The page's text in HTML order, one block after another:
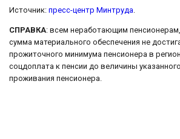
Источник: пресс-центр Минтруда
СПРАВКА: всем неработающим
сумма материального обеспечения не
прожиточного минимума пенсионера в
соцдоплата к пенсии до величины
проживания пенсионера.